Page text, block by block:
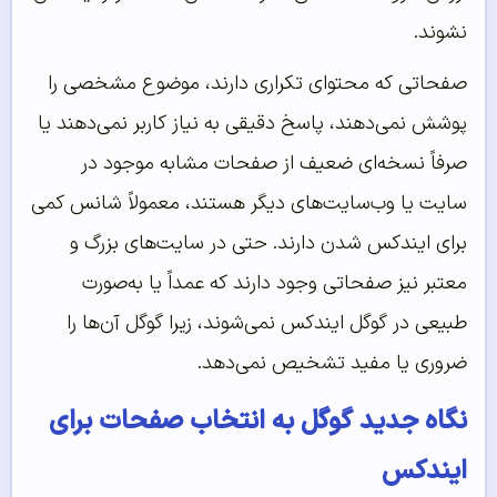
نشوند.
صفحاتی که محتوای تکراری دارند، موضوع مشخصی را
پوشش نمی‌دهند، پاسخ دقیقی به نیاز کاربر نمی‌دهند یا
صرفاً نسخه‌ای ضعیف از صفحات مشابه موجود در
سایت یا وب‌سایت‌های دیگر هستند، معمولاً شانس کمی
برای ایندکس شدن دارند. حتی در سایت‌های بزرگ و
معتبر نیز صفحاتی وجود دارند که عمداً یا به‌صورت
طبیعی در گوگل ایندکس نمی‌شوند، زیرا گوگل آن‌ها را
ضروری یا مفید تشخیص نمی‌دهد.
نگاه جدید گوگل به انتخاب صفحات برای
ایندکس